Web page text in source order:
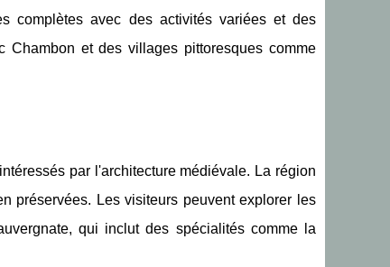
complètes avec des activités variées et des
et des villages pittoresques comme
par l'architecture médiévale. La région
préservées. Les visiteurs peuvent explorer les
qui inclut des spécialités comme la